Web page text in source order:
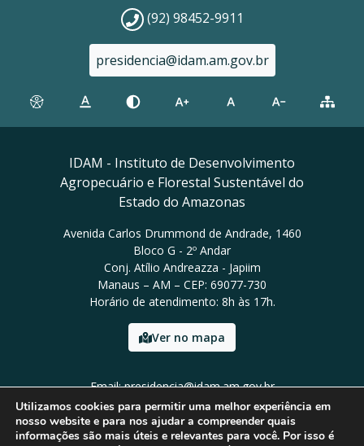
(92) 98452-9911
presidencia@idam.am.gov.br
IDAM - Instituto de Desenvolvimento
Agropecuário e Florestal Sustentável do
Estado do Amazonas
Avenida Carlos Drummond de Andrade, 1460
Bloco G - 2º Andar
Conj. Atílio Andreazza - Japiim
Manaus – AM – CEP: 69077-730
Horário de atendimento: 8h às 17h.
Ver no mapa
Email: presidencia@idam.am.gov.br
Tel: (92) 98452-9911
Utilizamos cookies para permitir uma melhor experiência em
nosso website e para nos ajudar a compreender quais
informações são mais úteis e relevantes para você. Por isso é